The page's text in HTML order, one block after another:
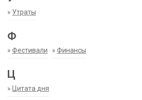
» Утраты
Ф
» Фестивали » Финансы
Ц
» Цитата дня